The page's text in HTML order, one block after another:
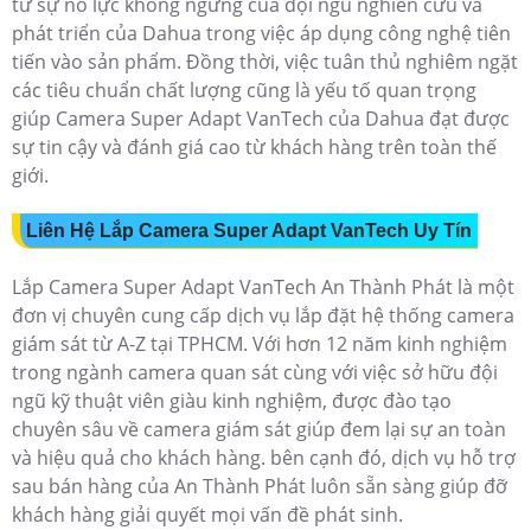
phát triển của Dahua trong việc áp dụng công nghệ tiên
tiến vào sản phẩm. Đồng thời, việc tuân thủ nghiêm ngặt
các tiêu chuẩn chất lượng cũng là yếu tố quan trọng
giúp Camera Super Adapt VanTech của Dahua đạt được
sự tin cậy và đánh giá cao từ khách hàng trên toàn thế
giới.
Liên Hệ Lắp Camera Super Adapt VanTech Uy Tín
Lắp Camera Super Adapt VanTech An Thành Phát là một
đơn vị chuyên cung cấp dịch vụ lắp đặt hệ thống camera
giám sát từ A-Z tại TPHCM. Với hơn 12 năm kinh nghiệm
trong ngành camera quan sát cùng với việc sở hữu đội
ngũ kỹ thuật viên giàu kinh nghiệm, được đào tạo
chuyên sâu về camera giám sát giúp đem lại sự an toàn
và hiệu quả cho khách hàng. bên cạnh đó, dịch vụ hỗ trợ
sau bán hàng của An Thành Phát luôn sẵn sàng giúp đỡ
khách hàng giải quyết mọi vấn đề phát sinh.